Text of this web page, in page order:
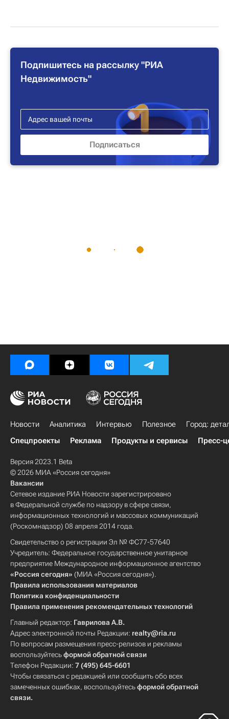
Подпишитесь на рассылку "РИА
Недвижимость"
Новости Аналитика Интервью Полезное
Город:
Спецпроекты
Реклама Продукты и сервисы Пресс-
Версия 2023.1 Beta
© 2026 МИА «Россия сегодня»
Вакансии
Сетевое издание РИА Новости зарегистрировано
в Федеральной службе по надзору в сфере связи,
информационных технологий и массовых коммуникаций
(Роскомнадзор) 08 апреля 2014 года.
Свидетельство о регистрации Эл № ФС77-57640
Учредитель: Федеральное государственное унитарное
предприятие Международное информационное агентство
«Россия сегодня» (МИА «Россия сегодня»).
Правила использования материалов
Политика конфиденциальности
Правила применения рекомендательных технологий
Главный редактор: Гаврилова А.В.
Адрес электронной почты Редакции: realty@ria.ru
По вопросам размещения пресс-релизов и рекламы
воспользуйтесьформой обратной связи
Телефон Редакции: 7 (495) 645-6601
Чтобы связаться с редакцией или сообщить обо всех
замеченных ошибках, воспользуйтесьформой обратной
связи.